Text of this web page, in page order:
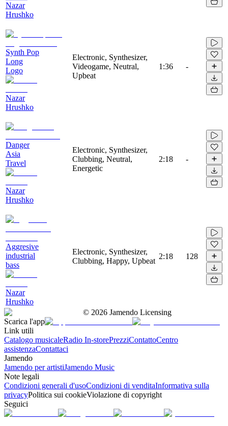
Nazar
Hrushko
Synth Pop
Long
Logo
Nazar
Hrushko
Electronic, Synthesizer,
Videogame, Neutral,
Upbeat
1:36 -
Danger
Asia
Travel
Nazar
Hrushko
Electronic, Synthesizer,
Clubbing, Neutral,
Energetic
2:18 -
Aggresive
industrial
bass
Nazar
Hrushko
Electronic, Synthesizer,
Clubbing, Happy, Upbeat
2:18 128
© 2026 Jamendo Licensing
Scarica l'app
Link utili
Catalogo musicaleRadio In-storePrezziContattoCentro
assistenzaContattaci
Jamendo
Jamendo per artistiJamendo Music
Note legali
Condizioni generali d'usoCondizioni di venditaInformativa sulla
privacyPolitica sui cookieViolazione di copyright
Seguici